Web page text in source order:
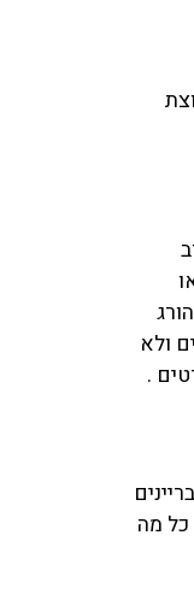
ולא
.
כל מה